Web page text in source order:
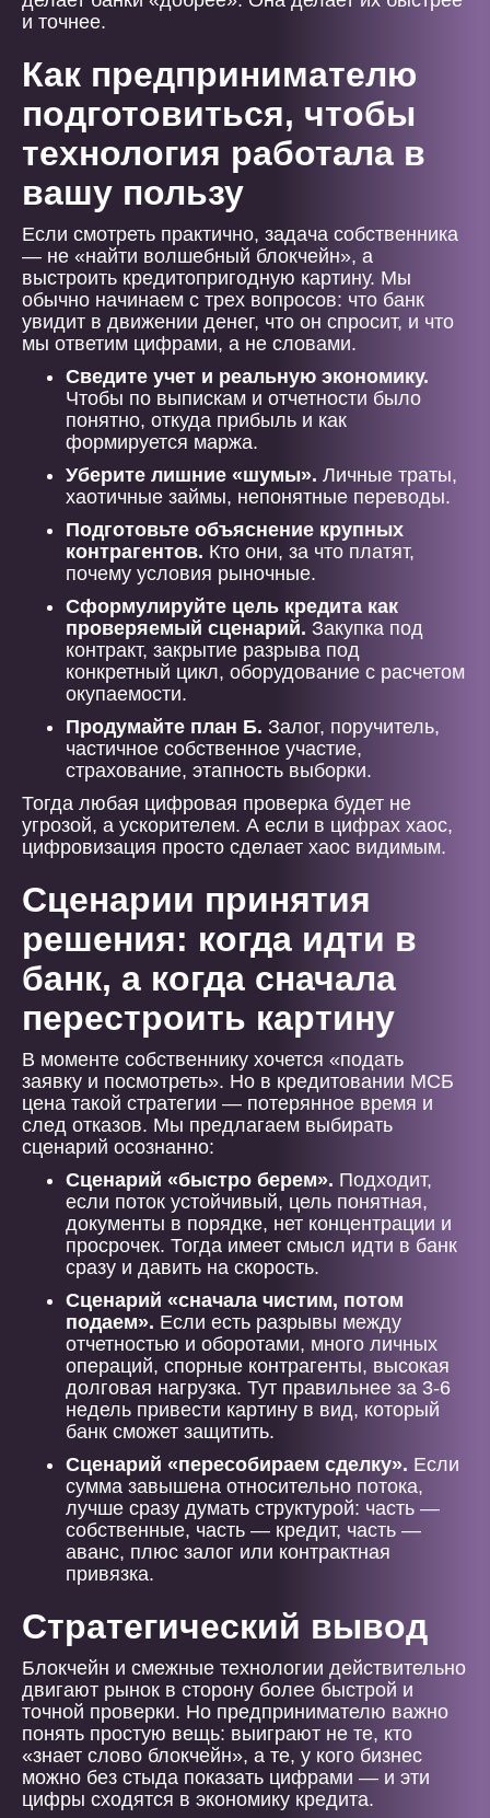
и точнее.
Как предпринимателю
подготовиться, чтобы
технология работала в
вашу пользу
Если смотреть практично, задача собственника
— не «найти волшебный блокчейн», а
выстроить кредитопригодную картину. Мы
обычно начинаем с трех вопросов: что банк
увидит в движении денег, что он спросит, и что
мы ответим цифрами, а не словами.
Сведите учет и реальную экономику.
Чтобы по выпискам и отчетности было
понятно, откуда прибыль и как
формируется маржа.
Уберите лишние «шумы». Личные траты,
хаотичные займы, непонятные переводы.
Подготовьте объяснение крупных
контрагентов. Кто они, за что платят,
почему условия рыночные.
Сформулируйте цель кредита как
проверяемый сценарий. Закупка под
контракт, закрытие разрыва под
конкретный цикл, оборудование с расчетом
окупаемости.
Продумайте план Б. Залог, поручитель,
частичное собственное участие,
страхование, этапность выборки.
Тогда любая цифровая проверка будет не
угрозой, а ускорителем. А если в цифрах хаос,
цифровизация просто сделает хаос видимым.
Сценарии принятия
решения: когда идти в
банк, а когда сначала
перестроить картину
В моменте собственнику хочется «подать
заявку и посмотреть». Но в кредитовании МСБ
цена такой стратегии — потерянное время и
след отказов. Мы предлагаем выбирать
сценарий осознанно:
Сценарий «быстро берем». Подходит,
если поток устойчивый, цель понятная,
документы в порядке, нет концентрации и
просрочек. Тогда имеет смысл идти в банк
сразу и давить на скорость.
Сценарий «сначала чистим, потом
подаем». Если есть разрывы между
отчетностью и оборотами, много личных
операций, спорные контрагенты, высокая
долговая нагрузка. Тут правильнее за 3-6
недель привести картину в вид, который
банк сможет защитить.
Сценарий «пересобираем сделку». Если
сумма завышена относительно потока,
лучше сразу думать структурой: часть —
собственные, часть — кредит, часть —
аванс, плюс залог или контрактная
привязка.
Стратегический вывод
Блокчейн и смежные технологии действительно
двигают рынок в сторону более быстрой и
точной проверки. Но предпринимателю важно
понять простую вещь: выиграют не те, кто
«знает слово блокчейн», а те, у кого бизнес
можно без стыда показать цифрами — и эти
цифры сходятся в экономику кредита.